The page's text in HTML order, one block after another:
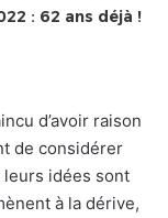
: 62 ans déjà !
d’avoir raison
de considérer
idées sont
à la dérive,